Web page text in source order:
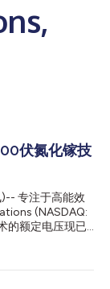
伏氮化镓技
专注于高能效
(NASDAQ:
的额定电压现已
解决方案，这些